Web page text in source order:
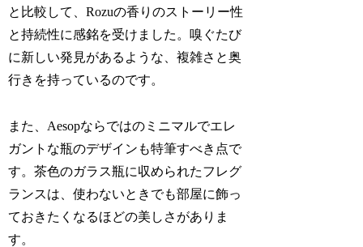
と比較して、Rozuの香りのストーリー性
と持続性に感銘を受けました。嗅ぐたび
に新しい発見があるような、複雑さと奥
行きを持っているのです。
また、Aesopならではのミニマルでエレ
ガントな瓶のデザインも特筆すべき点で
す。茶色のガラス瓶に収められたフレグ
ランスは、使わないときでも部屋に飾っ
ておきたくなるほどの美しさがありま
す。